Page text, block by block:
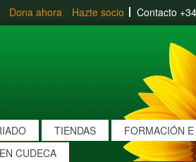
Dona ahora Hazte socio Contacto
TIENDAS
FORMACIÓN
CUDECA